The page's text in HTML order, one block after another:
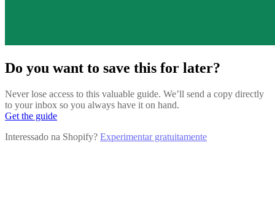
Do you want to save this for later?
Never lose access to this valuable guide. We’ll send a copy directly
to your inbox so you always have it on hand.
Get the guide
Interessado na Shopify? Experimentar gratuitamente